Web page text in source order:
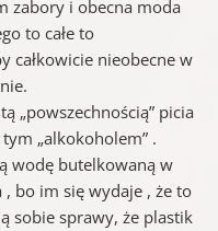
zabory i obecna moda
to całe to
całkowicie nieobecne w
„powszechnością” picia
„alkokoholem” .
wodę butelkowaną w
bo im się wydaje , że to
sobie sprawy, że plastik